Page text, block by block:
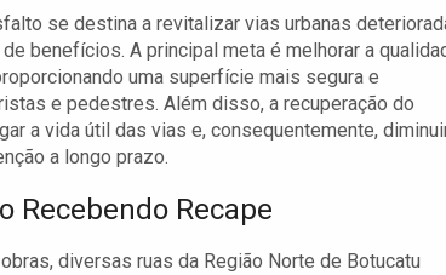
se destina a revitalizar vias urbanas
benefícios. A principal meta é melhorar a
uma superfície mais segura e
e pedestres. Além disso, a recuperação do
a vida útil das vias e, consequentemente,
a longo prazo.
Recebendo Recape
diversas ruas da Região Norte de Botucatu